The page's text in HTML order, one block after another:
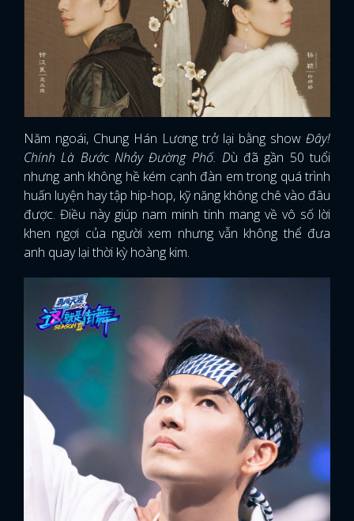
FACEBOOK GOOGLE
Năm ngoái, Chung Hán Lương trở lại bằng show Đây!
Chính Là Bước Nhảy Đường Phố. Dù đã gần 50 tuổi
nhưng anh không hề kém cạnh đàn em trong quá trình
huấn luyện hay tập hip-hop, kỹ năng không chê vào đâu
được. Điều này giúp nam minh tinh mang về vô số lời
khen ngợi của người xem nhưng vẫn không thể đưa
anh quay lại thời kỳ hoàng kim.